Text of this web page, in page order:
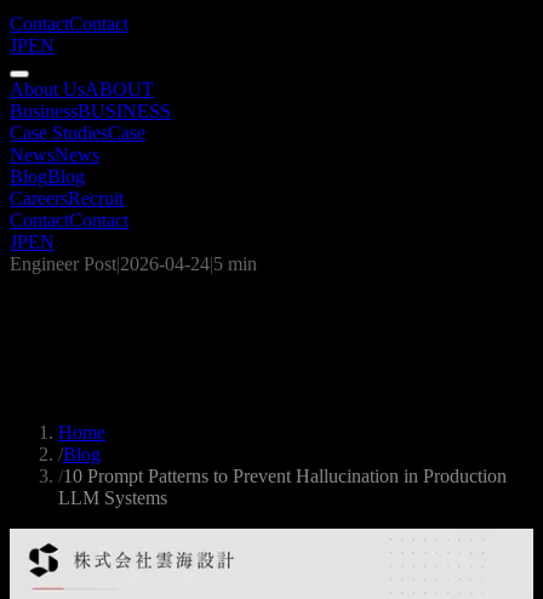
ContactContact
JPEN
About UsABOUT
BusinessBUSINESS
Case StudiesCase
NewsNews
BlogBlog
CareersRecruit
ContactContact
JPEN
Engineer Post|2026-04-24|5 min
Home
/Blog
/10 Prompt Patterns to Prevent Hallucination in Production
LLM Systems